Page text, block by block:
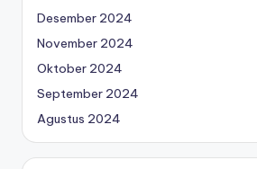
Desember 2024
November 2024
Oktober 2024
September 2024
Agustus 2024